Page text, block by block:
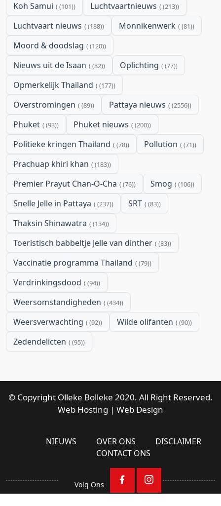
Koh Samui (101) Luchtvaartnieuws (213)
Luchtvaart nieuws (188) Monnikenwerk (81)
Moord & doodslag (120)
Nieuws uit de Isaan (82) Oplichting (77)
Opmerkelijk Thailand (177)
Overstromingen (89) Pattaya nieuws (2556)
Phuket (93) Phuket nieuws (200)
Politieke kringen Thailand (78) Pollution (71)
Prachuap khiri khan (183)
Premier Prayut Chan-O-Cha (76) Smog (106)
Snelle Jelle in Pattaya (237) SRT (83)
Thaksin Shinawatra (134)
Toeristisch babbeltje Jelle van dinther (83)
Vaccinatie programma Thailand (79)
Verdrinkingsdood (94)
Weersomstandigheden (434)
Weersverwachting (92) Wilde olifanten (90)
Zedendelicten (95)
© Copyright Olleke Bolleke 2020. All Right Reserved.
Web Hosting | Web Design
NIEUWS OVER ONS
DISCLAIMER
CONTACT ONS
Volg Ons